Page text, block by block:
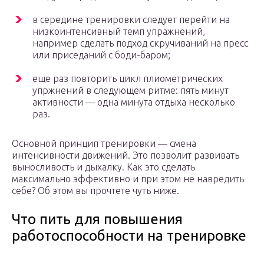
в середине тренировки следует перейти на
низкоинтенсивный темп упражнений,
например сделать подход скручиваний на пресс
или приседаний с боди-баром;
еще раз повторить цикл плиометрических
упржнений в следующем ритме: пять минут
активности — одна минута отдыха несколько
раз.
Основной принцип тренировки — смена
интенсивности движений. Это позволит развивать
выносливость и дыхалку. Как это сделать
максимально эффективно и при этом не навредить
себе? Об этом вы прочтете чуть ниже.
Что пить для повышения
работоспособности на тренировке